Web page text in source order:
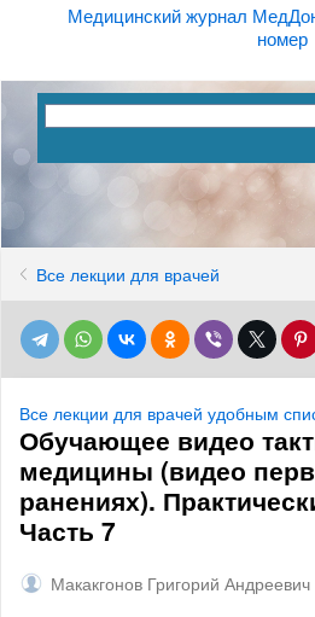
Медицинский журнал
номер
Все лекции для врачей
Все лекции для врачей удобным
Обучающее видео
медицины (видео
ранениях).
Часть 7
Макакгонов Григорий Андреевич